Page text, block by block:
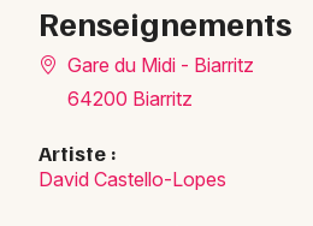
Renseignements
Gare du Midi - Biarritz
64200 Biarritz
Artiste :
David Castello-Lopes